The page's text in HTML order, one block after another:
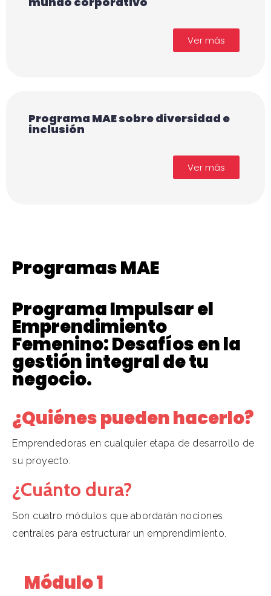
Ver más
Programa MAE sobre diversidad e
inclusión
Ver más
Programas MAE
Programa Impulsar el
Emprendimiento
Femenino: Desafíos en la
gestión integral de tu
negocio.
¿Quiénes pueden hacerlo?
Emprendedoras en cualquier etapa de desarrollo de
su proyecto.
¿Cuánto dura?
Son cuatro módulos que abordarán nociones
centrales para estructurar un emprendimiento.
Módulo 1